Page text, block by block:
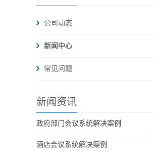
公司动态
新闻中心
常见问题
新闻资讯
政府部门会议系统解决案例
酒店会议系统解决案例